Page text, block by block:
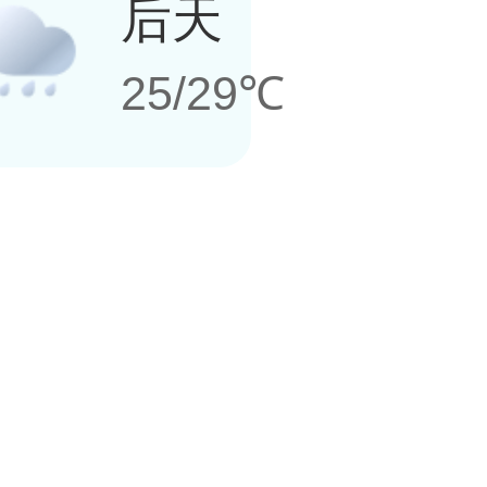
后天
25/29℃